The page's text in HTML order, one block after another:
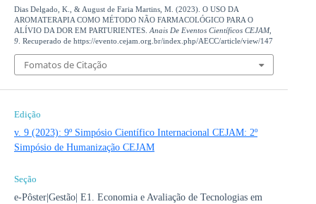
Dias Delgado, K., & August de Faria Martins, M. (2023). O USO DA
AROMATERAPIA COMO MÉTODO NÃO FARMACOLÓGICO PARA O
ALÍVIO DA DOR EM PARTURIENTES. Anais De Eventos Científicos CEJAM,
9. Recuperado de https://evento.cejam.org.br/index.php/AECC/article/view/147
Fomatos de Citação
Edição
v. 9 (2023): 9º Simpósio Científico Internacional CEJAM: 2º
Simpósio de Humanização CEJAM
Seção
e-Pôster|Gestão| E1. Economia e Avaliação de Tecnologias em